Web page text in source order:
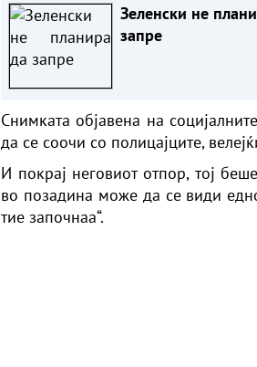
Зеленски не
запре
Снимката објавена на
да се соочи со полицајците,
И покрај неговиот отпор, тој
во позадина може да се види
тие започнаа“.